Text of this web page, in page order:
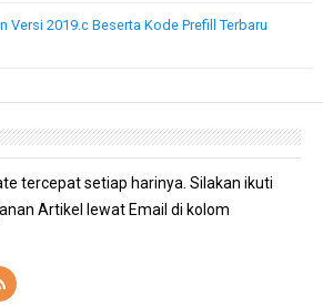
Versi 2019.c Beserta Kode Prefill Terbaru
tercepat setiap harinya. Silakan ikuti
Artikel lewat Email di kolom